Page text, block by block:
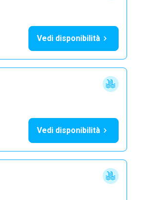
Vedi disponibilità
Vedi disponibilità